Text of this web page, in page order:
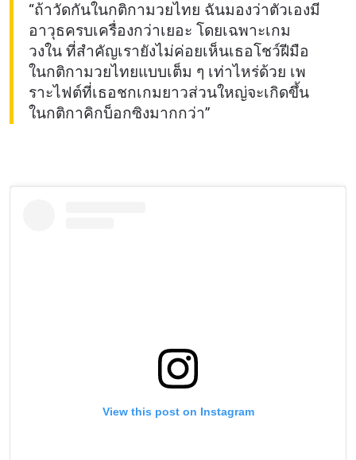
“ถ้าวัดกันในกติกามวยไทย ฉันมองว่าตัวเองมี
อาวุธครบเครื่องกว่าเยอะ โดยเฉพาะเกม
วงใน ที่สำคัญเรายังไม่ค่อยเห็นเธอโชว์ฝีมือ
ในกติกามวยไทยแบบเต็ม ๆ เท่าไหร่ด้วย เพ
ราะไฟต์ที่เธอชกเกมยาวส่วนใหญ่จะเกิดขึ้น
ในกติกาคิกบ็อกซิงมากกว่า”
View this post on Instagram